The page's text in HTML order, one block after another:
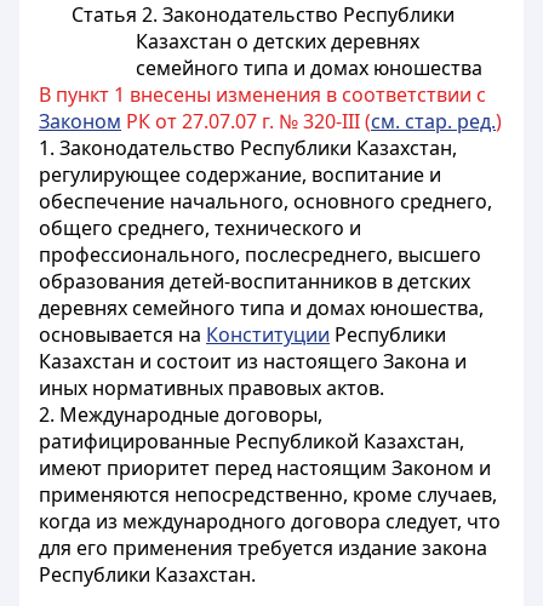
Статья 2. Законодательство Республики
Казахстан о детских деревнях
семейного типа и домах юношества
В пункт 1 внесены изменения в соответствии с
Законом РК от 27.07.07 г. № 320-III (см. стар. ред.)
1. Законодательство Республики Казахстан,
регулирующее содержание, воспитание и
обеспечение начального, основного среднего,
общего среднего, технического и
профессионального, послесреднего, высшего
образования детей-воспитанников в детских
деревнях семейного типа и домах юношества,
основывается на Конституции Республики
Казахстан и состоит из настоящего Закона и
иных нормативных правовых актов.
2. Международные договоры,
ратифицированные Республикой Казахстан,
имеют приоритет перед настоящим Законом и
применяются непосредственно, кроме случаев,
когда из международного договора следует, что
для его применения требуется издание закона
Республики Казахстан.